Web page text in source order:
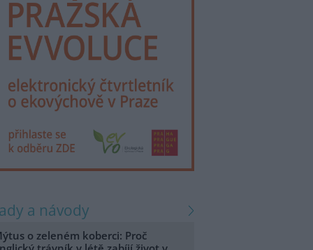
a návody
o zeleném koberci: Proč